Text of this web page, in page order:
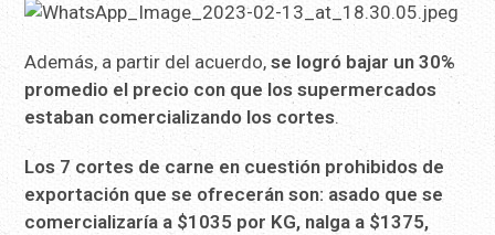
Además, a partir del acuerdo,se logró bajar un 30%
promedio el precio con que los supermercados
estaban comercializando los cortes.
Los 7 cortes de carne en cuestión prohibidos de
exportación que se ofrecerán son: asado que se
comercializaría a $1035 por KG, nalga a $1375,